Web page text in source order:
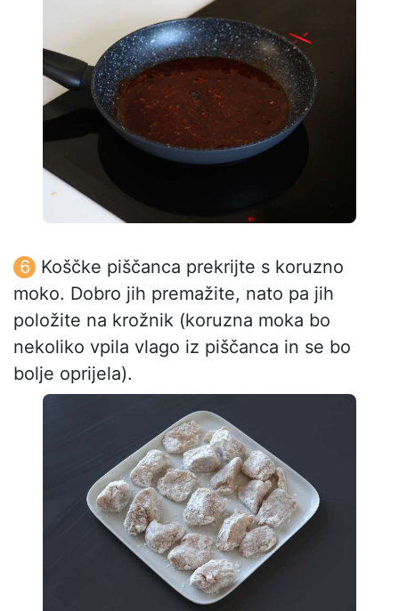
Koščke piščanca prekrijte s koruzno
moko. Dobro jih premažite, nato pa jih
položite na krožnik (koruzna moka bo
nekoliko vpila vlago iz piščanca in se bo
bolje oprijela).